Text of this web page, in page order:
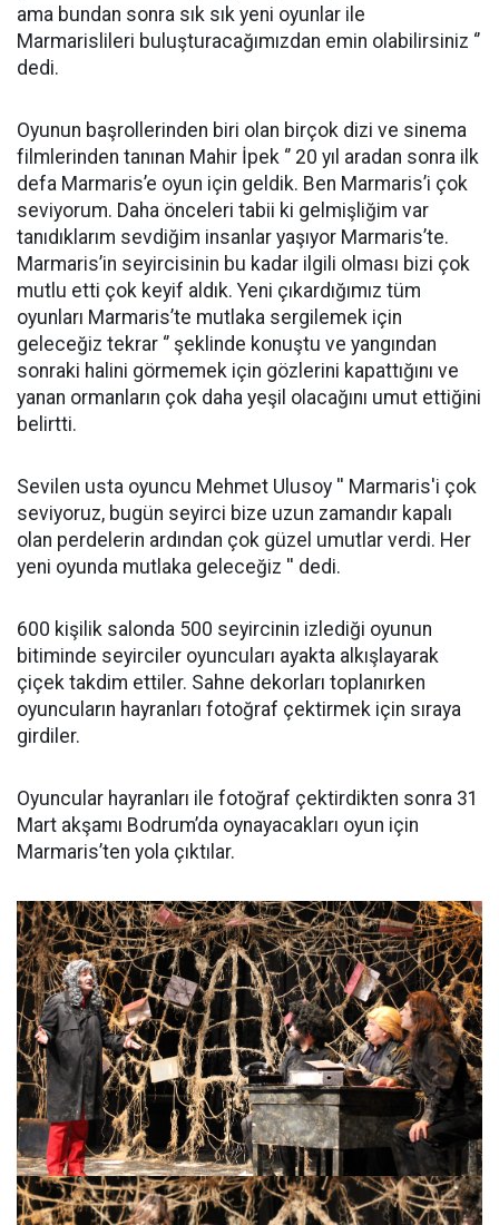
ama bundan sonra sık sık yeni oyunlar ile
Marmarislileri buluşturacağımızdan emin olabilirsiniz ‘’
dedi.
Oyunun başrollerinden biri olan birçok dizi ve sinema
filmlerinden tanınan Mahir İpek ‘’ 20 yıl aradan sonra ilk
defa Marmaris’e oyun için geldik. Ben Marmaris’i çok
seviyorum. Daha önceleri tabii ki gelmişliğim var
tanıdıklarım sevdiğim insanlar yaşıyor Marmaris’te.
Marmaris’in seyircisinin bu kadar ilgili olması bizi çok
mutlu etti çok keyif aldık. Yeni çıkardığımız tüm
oyunları Marmaris’te mutlaka sergilemek için
geleceğiz tekrar ‘’ şeklinde konuştu ve yangından
sonraki halini görmemek için gözlerini kapattığını ve
yanan ormanların çok daha yeşil olacağını umut ettiğini
belirtti.
Sevilen usta oyuncu Mehmet Ulusoy '' Marmaris'i çok
seviyoruz, bugün seyirci bize uzun zamandır kapalı
olan perdelerin ardından çok güzel umutlar verdi. Her
yeni oyunda mutlaka geleceğiz '' dedi.
600 kişilik salonda 500 seyircinin izlediği oyunun
bitiminde seyirciler oyuncuları ayakta alkışlayarak
çiçek takdim ettiler. Sahne dekorları toplanırken
oyuncuların hayranları fotoğraf çektirmek için sıraya
girdiler.
Oyuncular hayranları ile fotoğraf çektirdikten sonra 31
Mart akşamı Bodrum’da oynayacakları oyun için
Marmaris’ten yola çıktılar.